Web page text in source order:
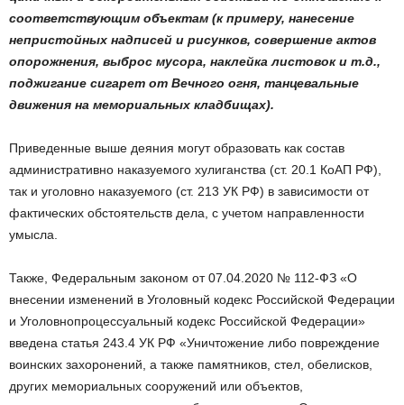
соответствующим объектам (к примеру, нанесение
непристойных надписей и рисунков, совершение актов
опорожнения, выброс мусора, наклейка листовок и т.д.,
поджигание сигарет от Вечного огня, танцевальные
движения на мемориальных кладбищах).
Приведенные выше деяния могут образовать как состав
административно наказуемого хулиганства (ст. 20.1 КоАП РФ),
так и уголовно наказуемого (ст. 213 УК РФ) в зависимости от
фактических обстоятельств дела, с учетом направленности
умысла.
Также, Федеральным законом от 07.04.2020 № 112-ФЗ «О
внесении изменений в Уголовный кодекс Российской Федерации
и Уголовно­процессуальный кодекс Российской Федерации»
введена статья 243.4 УК РФ «Уничтожение либо повреждение
воинских захоронений, а также памятников, стел, обелисков,
других мемориальных сооружений или объектов,